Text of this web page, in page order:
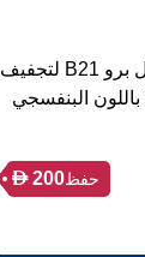
مجموعة دريمي إيرستايل برو B21 لتجفيف
حفظ D 200